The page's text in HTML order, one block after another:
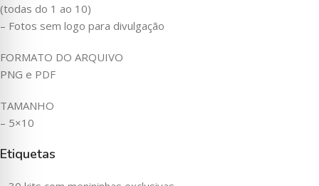
(todas do 1 ao 10)
– Fotos sem logo para divulgação
FORMATO DO ARQUIVO
PNG e PDF
TAMANHO
– 5×10
Etiquetas